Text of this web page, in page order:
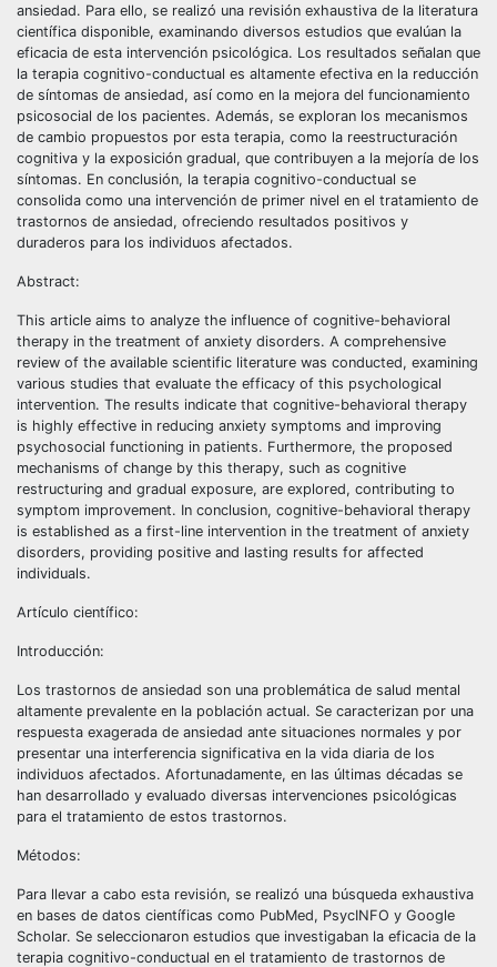
ansiedad. Para ello, se realizó una revisión exhaustiva de la literatura
científica disponible, examinando diversos estudios que evalúan la
eficacia de esta intervención psicológica. Los resultados señalan que
la terapia cognitivo-conductual es altamente efectiva en la reducción
de síntomas de ansiedad, así como en la mejora del funcionamiento
psicosocial de los pacientes. Además, se exploran los mecanismos
de cambio propuestos por esta terapia, como la reestructuración
cognitiva y la exposición gradual, que contribuyen a la mejoría de los
síntomas. En conclusión, la terapia cognitivo-conductual se
consolida como una intervención de primer nivel en el tratamiento de
trastornos de ansiedad, ofreciendo resultados positivos y
duraderos para los individuos afectados.
Abstract:
This article aims to analyze the influence of cognitive-behavioral
therapy in the treatment of anxiety disorders. A comprehensive
review of the available scientific literature was conducted, examining
various studies that evaluate the efficacy of this psychological
intervention. The results indicate that cognitive-behavioral therapy
is highly effective in reducing anxiety symptoms and improving
psychosocial functioning in patients. Furthermore, the proposed
mechanisms of change by this therapy, such as cognitive
restructuring and gradual exposure, are explored, contributing to
symptom improvement. In conclusion, cognitive-behavioral therapy
is established as a first-line intervention in the treatment of anxiety
disorders, providing positive and lasting results for affected
individuals.
Artículo científico:
Introducción:
Los trastornos de ansiedad son una problemática de salud mental
altamente prevalente en la población actual. Se caracterizan por una
respuesta exagerada de ansiedad ante situaciones normales y por
presentar una interferencia significativa en la vida diaria de los
individuos afectados. Afortunadamente, en las últimas décadas se
han desarrollado y evaluado diversas intervenciones psicológicas
para el tratamiento de estos trastornos.
Métodos:
Para llevar a cabo esta revisión, se realizó una búsqueda exhaustiva
en bases de datos científicas como PubMed, PsycINFO y Google
Scholar. Se seleccionaron estudios que investigaban la eficacia de la
terapia cognitivo-conductual en el tratamiento de trastornos de